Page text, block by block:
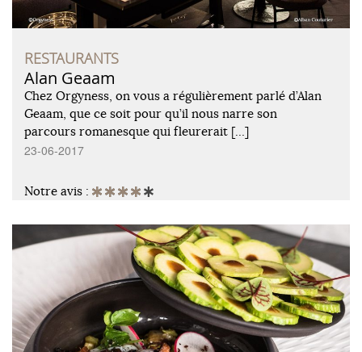
RESTAURANTS
Alan Geaam
Chez Orgyness, on vous a régulièrement parlé d’Alan
Geaam, que ce soit pour qu’il nous narre son
parcours romanesque qui fleurerait […]
23-06-2017
Notre avis :